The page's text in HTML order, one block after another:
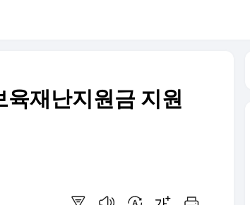
재난지원금 지원